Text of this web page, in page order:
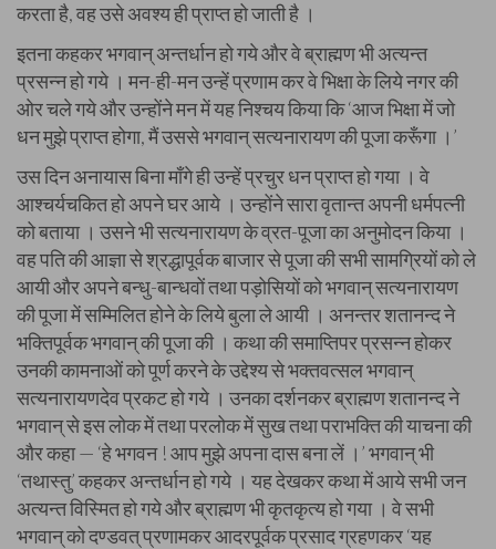
करता है, वह उसे अवश्य ही प्राप्त हो जाती है ।
इतना कहकर भगवान् अन्तर्धान हो गये और वे ब्राह्मण भी अत्यन्त
प्रसन्न हो गये । मन-ही-मन उन्हें प्रणाम कर वे भिक्षा के लिये नगर की
ओर चले गये और उन्होंने मन में यह निश्चय किया कि ‘आज भिक्षा में जो
धन मुझे प्राप्त होगा, मैं उससे भगवान् सत्यनारायण की पूजा करूँगा ।’
उस दिन अनायास बिना माँगे ही उन्हें प्रचुर धन प्राप्त हो गया । वे
आश्चर्यचकित हो अपने घर आये । उन्होंने सारा वृतान्त अपनी धर्मपत्नी
को बताया । उसने भी सत्यनारायण के व्रत-पूजा का अनुमोदन किया ।
वह पति की आज्ञा से श्रद्धापूर्वक बाजार से पूजा की सभी सामग्रियों को ले
आयी और अपने बन्धु-बान्धवों तथा पड़ोसियों को भगवान् सत्यनारायण
की पूजा में सम्मिलित होने के लिये बुला ले आयी । अनन्तर शतानन्द ने
भक्तिपूर्वक भगवान् की पूजा की । कथा की समाप्तिपर प्रसन्न होकर
उनकी कामनाओं को पूर्ण करने के उद्देश्य से भक्तवत्सल भगवान्
सत्यनारायणदेव प्रकट हो गये । उनका दर्शनकर ब्राह्मण शतानन्द ने
भगवान् से इस लोक में तथा परलोक में सुख तथा पराभक्ति की याचना की
और कहा — ‘हे भगवन ! आप मुझे अपना दास बना लें ।’ भगवान् भी
‘तथास्तु’ कहकर अन्तर्धान हो गये । यह देखकर कथा में आये सभी जन
अत्यन्त विस्मित हो गये और ब्राह्मण भी कृतकृत्य हो गया । वे सभी
भगवान् को दण्डवत् प्रणामकर आदरपूर्वक प्रसाद ग्रहणकर ‘यह